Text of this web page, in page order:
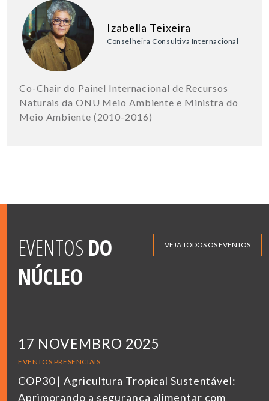
Izabella Teixeira
Conselheira Consultiva Internacional
Co-Chair do Painel Internacional de Recursos
Naturais da ONU Meio Ambiente e Ministra do
Meio Ambiente (2010-2016)
EVENTOS DO
NÚCLEO
VEJA TODOS OS EVENTOS
17 NOVEMBRO 2025
EVENTOS PRESENCIAIS
COP30 | Agricultura Tropical Sustentável:
Aprimorando a segurança alimentar com